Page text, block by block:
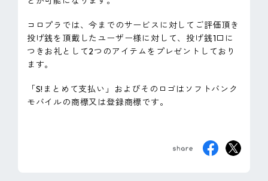
コロプラでは、今までのサービスに対してご評価頂き
投げ銭を頂戴したユーザー様に対して、投げ銭1口に
つきお礼として2つのアイテムをプレゼントしており
ます。
「S!まとめて支払い」およびそのロゴはソフトバンク
モバイルの商標又は登録商標です。